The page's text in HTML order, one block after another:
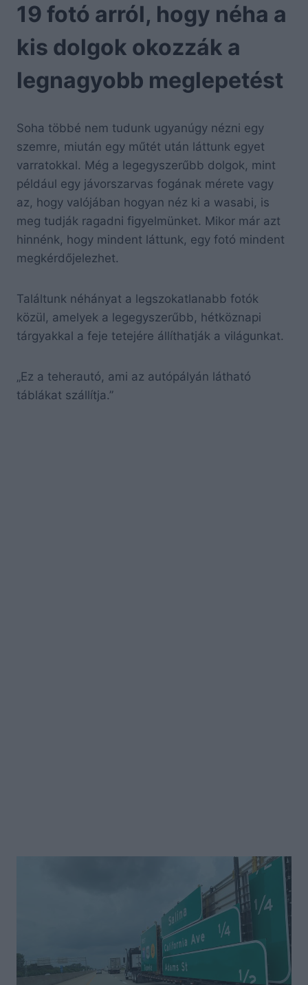
19 fotó arról, hogy néha a
kis dolgok okozzák a
legnagyobb meglepetést
Soha többé nem tudunk ugyanúgy nézni egy
szemre, miután egy műtét után láttunk egyet
varratokkal. Még a legegyszerűbb dolgok, mint
például egy jávorszarvas fogának mérete vagy
az, hogy valójában hogyan néz ki a wasabi, is
meg tudják ragadni figyelmünket. Mikor már azt
hinnénk, hogy mindent láttunk, egy fotó mindent
megkérdőjelezhet.
Találtunk néhányat a legszokatlanabb fotók
közül, amelyek a legegyszerűbb, hétköznapi
tárgyakkal a feje tetejére állíthatják a világunkat.
„Ez a teherautó, ami az autópályán látható
táblákat szállítja.”